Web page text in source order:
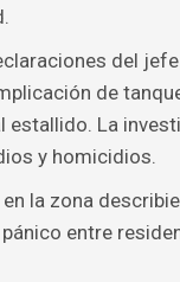
del
de
estallido. La
y homicidios.
la zona
entre